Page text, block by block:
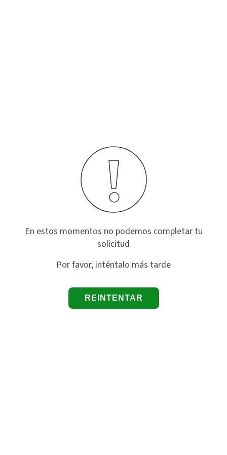
En estos momentos no podemos completar tu
solicitud
Por favor, inténtalo más tarde
REINTENTAR